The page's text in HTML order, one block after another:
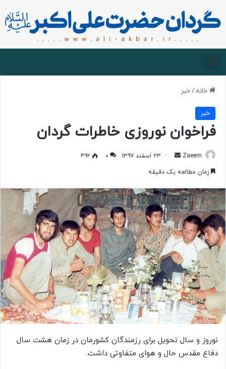
خانه /خبر
خبر
فراخوان نوروزی خاطرات گردان
Zaeem ۲۳ اسفند ۱۳۹۷ ۰
۴۹۲
زمان مطالعه یک دقیقه
نوروز و سال تحویل برای رزمندگان کشورمان در زمان هشت سال
دفاع مقدس حال و هوای متفاوتی داشت.